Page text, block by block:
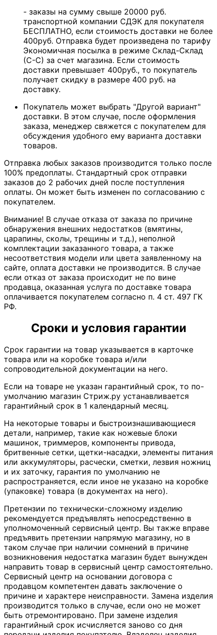
- заказы на сумму свыше 20000 руб.
транспортной компании СДЭК для покупателя
БЕСПЛАТНО, если стоимость доставки не более
400руб. Отправка будет произведена по тарифу
Экономичная посылка в режиме Склад-Склад
(С-С) за счет магазина. Если стоимость
доставки превышает 400руб., то покупатель
получает скидку в размере 400 руб. на
доставку.
Покупатель может выбрать "Другой вариант"
доставки. В этом случае, после оформления
заказа, менеджер свяжется с покупателем для
обсуждения удобного ему варианта доставки
товаров.
Отправка любых заказов производится только после
100% предоплаты. Стандартный срок отправки
заказов до 2 рабочих дней после поступления
оплаты. Он может быть изменен по согласованию с
покупателем.
Внимание! В случае отказа от заказа по причине
обнаружения внешних недостатков (вмятины,
царапины, сколы, трещины и т.д.), неполной
комплектации заказанного товара, а также
несоответствия модели или цвета заявленному на
сайте, оплата доставки не производится. В случае
если отказ от заказа происходит не по вине
продавца, оказанная услуга по доставке товара
оплачивается покупателем согласно п. 4 ст. 497 ГК
РФ.
Сроки и условия гарантии
Срок гарантии на товар указывается в карточке
товара или на коробке товара и/или
сопроводительной документации на него.
Если на товаре не указан гарантийный срок, то по-
умолчанию магазин Стриж.ру устанавливается
гарантийный срок в 1 календарный месяц.
На некоторые товары и быстроизнашивающиеся
детали, например, такие как ножевые блоки
машинок, триммеров, компоненты привода,
бритвенные сетки, щетки-насадки, элементы питания
или аккумуляторы, расчески, сметки, лезвия ножниц
и их заточку, гарантия по умолчанию не
распространяется, если иное не указано на коробке
(упаковке) товара (в документах на него).
Претензии по технически-сложному изделию
рекомендуется предъявлять непосредственно в
уполномоченный сервисный центр. Вы также вправе
предъявить претензии напрямую магазину, но в
таком случае при наличии сомнений в причине
возникновения недостатка магазин будет вынужден
направить товар в сервисный центр самостоятельно.
Сервисный центр на основании договора с
продавцом компетентен давать заключение о
причине и характере неисправности. Замена изделия
производится только в случае, если оно не может
быть отремонтировано. При замене изделия
гарантийный срок исчисляется заново со дня